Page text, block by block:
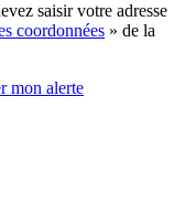
saisir votre adresse
coordonnées » de la
mon alerte